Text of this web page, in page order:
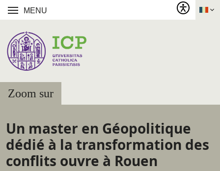
MENU
Zoom sur
Un master en Géopolitique
dédié à la transformation des
conflits ouvre à Rouen